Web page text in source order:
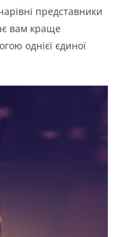
представники
вам краще
однієї єдиної